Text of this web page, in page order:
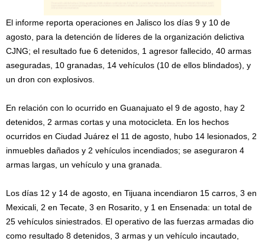
El informe reporta operaciones en Jalisco los días 9 y 10 de
agosto, para la detención de líderes de la organización delictiva
CJNG; el resultado fue 6 detenidos, 1 agresor fallecido, 40 armas
aseguradas, 10 granadas, 14 vehículos (10 de ellos blindados), y
un dron con explosivos.
En relación con lo ocurrido en Guanajuato el 9 de agosto, hay 2
detenidos, 2 armas cortas y una motocicleta. En los hechos
ocurridos en Ciudad Juárez el 11 de agosto, hubo 14 lesionados, 2
inmuebles dañados y 2 vehículos incendiados; se aseguraron 4
armas largas, un vehículo y una granada.
Los días 12 y 14 de agosto, en Tijuana incendiaron 15 carros, 3 en
Mexicali, 2 en Tecate, 3 en Rosarito, y 1 en Ensenada: un total de
25 vehículos siniestrados. El operativo de las fuerzas armadas dio
como resultado 8 detenidos, 3 armas y un vehículo incautado,